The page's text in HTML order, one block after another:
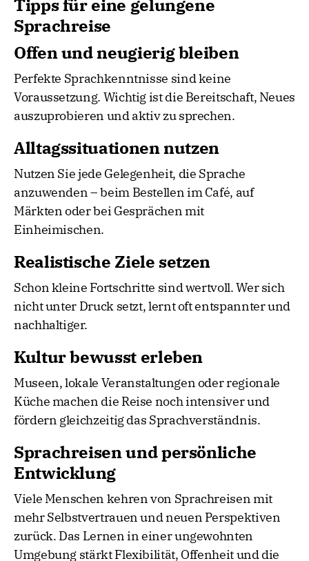
Tipps für eine gelungene
Sprachreise
Offen und neugierig bleiben
Perfekte Sprachkenntnisse sind keine
Voraussetzung. Wichtig ist die Bereitschaft, Neues
auszuprobieren und aktiv zu sprechen.
Alltagssituationen nutzen
Nutzen Sie jede Gelegenheit, die Sprache
anzuwenden – beim Bestellen im Café, auf
Märkten oder bei Gesprächen mit
Einheimischen.
Realistische Ziele setzen
Schon kleine Fortschritte sind wertvoll. Wer sich
nicht unter Druck setzt, lernt oft entspannter und
nachhaltiger.
Kultur bewusst erleben
Museen, lokale Veranstaltungen oder regionale
Küche machen die Reise noch intensiver und
fördern gleichzeitig das Sprachverständnis.
Sprachreisen und persönliche
Entwicklung
Viele Menschen kehren von Sprachreisen mit
mehr Selbstvertrauen und neuen Perspektiven
zurück. Das Lernen in einer ungewohnten
Umgebung stärkt Flexibilität, Offenheit und die